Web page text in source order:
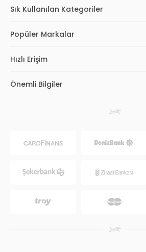
Sık Kullanılan Kategoriler
Popüler Markalar
Hızlı Erişim
Önemli Bilgiler